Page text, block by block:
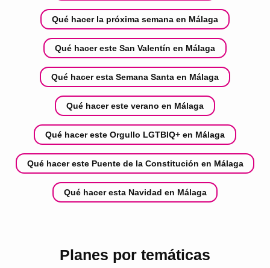
Qué hacer la próxima semana en Málaga
Qué hacer este San Valentín en Málaga
Qué hacer esta Semana Santa en Málaga
Qué hacer este verano en Málaga
Qué hacer este Orgullo LGTBIQ+ en Málaga
Qué hacer este Puente de la Constitución en Málaga
Qué hacer esta Navidad en Málaga
Planes por temáticas